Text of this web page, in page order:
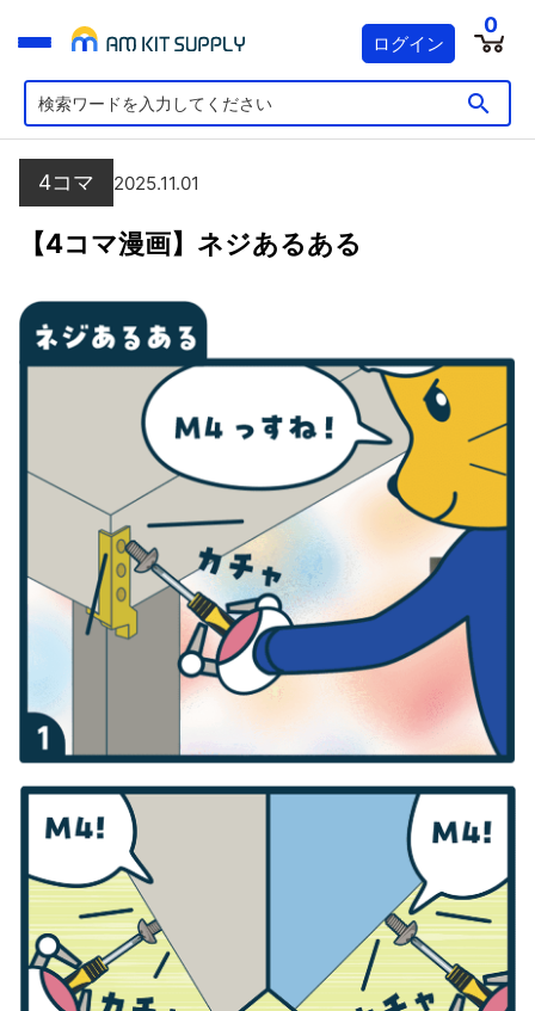
ログイン
0
4コマ 2025.11.01
【4コマ漫画】ネジあるある